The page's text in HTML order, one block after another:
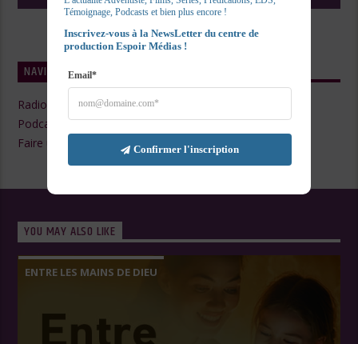
NAVIGATE
Radio Live
Podcasts
Faire un Don
YOU MAY ALSO LIKE
ENTRE LES MAINS DE DIEU
Témoignage, Podcasts et bien plus encore !
Inscrivez-vous à la NewsLetter du centre de
production Espoir Médias !
Email*
Confirmer l'inscription